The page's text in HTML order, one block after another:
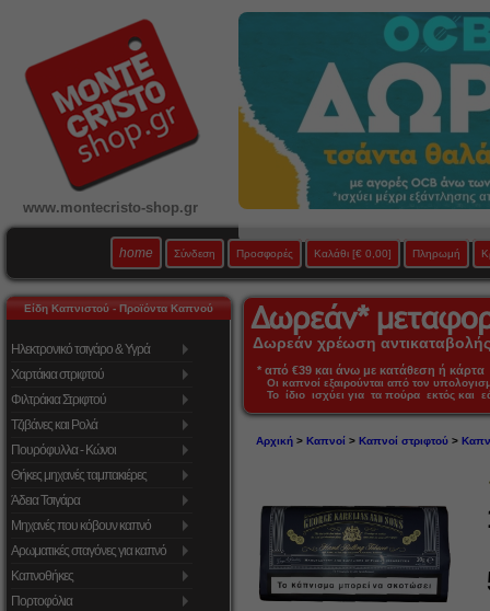
www.montecristo-shop.gr
home Σύνδεση Προσφορές Καλάθι [€ 0,00] Πληρωμή
Είδη Καπνιστού - Προϊόντα Καπνού
Ηλεκτρονικό τσιγάρο & Υγρά
Χαρτάκια στριφτού
Φιλτράκια Στριφτού
Τζιβάνες και Ρολά
Πουρόφυλλα - Κώνοι
Θήκες μηχανές ταμπακιέρες
Άδεια Τσιγάρα
Μηχανές που κόβουν καπνό
Αρωματικές σταγόνες για καπνό
Καπνοθήκες
Πορτοφόλια
Δωρεάν χρέωση
* από €39 και άνω με κατάθεση ή
Οι καπνοί εξαιρούνται από τον
Το ίδιο ισχύει για τα πούρα εκτός και
Αρχική> Καπνοί> Καπνοί στριφτού>